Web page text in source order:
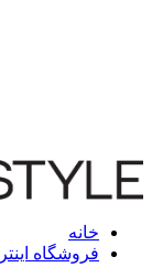
خانه
فروشگاه